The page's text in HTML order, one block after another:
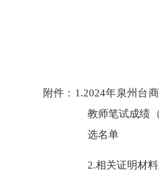
附件： 1.2024年泉州台
教师笔试成绩
选名单
2.相关证明材